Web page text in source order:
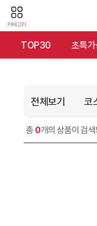
카테고리
TOP30 초특
전체보기 코
총 0개의 상품이 검